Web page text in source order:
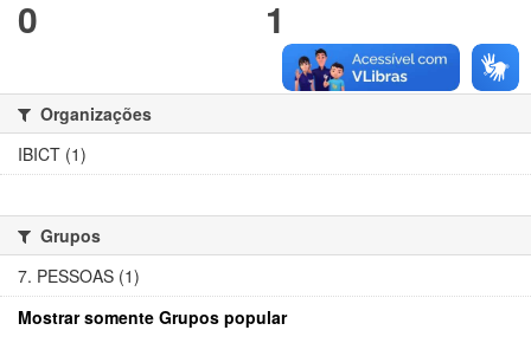
0 1
Organizações
IBICT (1)
Grupos
7. PESSOAS (1)
Mostrar somente Grupos popular